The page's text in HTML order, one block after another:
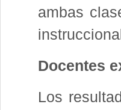
ambas
Docentes
Los